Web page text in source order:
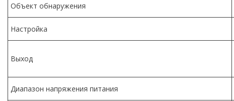
Объект обнаружения
Настройка
Выход
Диапазон напряжения питания